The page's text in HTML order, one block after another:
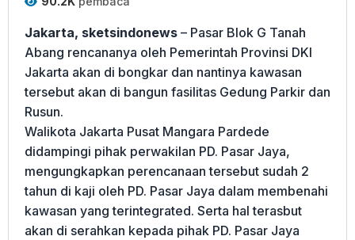
Jakarta, sketsindonews – Pasar Blok G Tanah
Abang rencananya oleh Pemerintah Provinsi DKI
Jakarta akan di bongkar dan nantinya kawasan
tersebut akan di bangun fasilitas Gedung Parkir dan
Rusun.
Walikota Jakarta Pusat Mangara Pardede
didampingi pihak perwakilan PD. Pasar Jaya,
mengungkapkan perencanaan tersebut sudah 2
tahun di kaji oleh PD. Pasar Jaya dalam membenahi
kawasan yang terintegrated. Serta hal terasbut
akan di serahkan kepada pihak PD. Pasar Jaya